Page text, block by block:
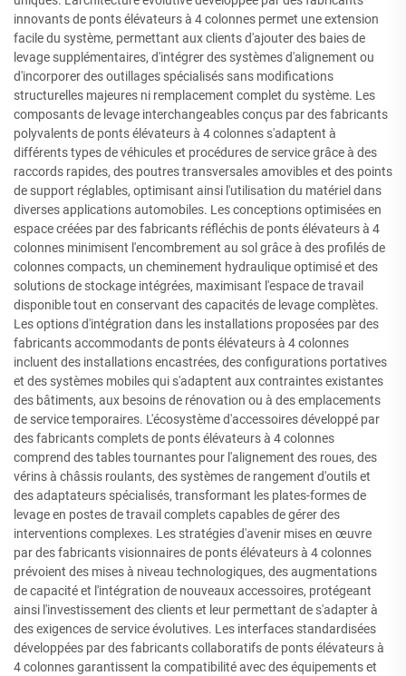
innovants de ponts élévateurs à 4 colonnes permet une extension
facile du système, permettant aux clients d'ajouter des baies de
levage supplémentaires, d'intégrer des systèmes d'alignement ou
d'incorporer des outillages spécialisés sans modifications
structurelles majeures ni remplacement complet du système. Les
composants de levage interchangeables conçus par des fabricants
polyvalents de ponts élévateurs à 4 colonnes s'adaptent à
différents types de véhicules et procédures de service grâce à des
raccords rapides, des poutres transversales amovibles et des points
de support réglables, optimisant ainsi l'utilisation du matériel dans
diverses applications automobiles. Les conceptions optimisées en
espace créées par des fabricants réfléchis de ponts élévateurs à 4
colonnes minimisent l'encombrement au sol grâce à des profilés de
colonnes compacts, un cheminement hydraulique optimisé et des
solutions de stockage intégrées, maximisant l'espace de travail
disponible tout en conservant des capacités de levage complètes.
Les options d'intégration dans les installations proposées par des
fabricants accommodants de ponts élévateurs à 4 colonnes
incluent des installations encastrées, des configurations portatives
et des systèmes mobiles qui s'adaptent aux contraintes existantes
des bâtiments, aux besoins de rénovation ou à des emplacements
de service temporaires. L'écosystème d'accessoires développé par
des fabricants complets de ponts élévateurs à 4 colonnes
comprend des tables tournantes pour l'alignement des roues, des
vérins à châssis roulants, des systèmes de rangement d'outils et
des adaptateurs spécialisés, transformant les plates-formes de
levage en postes de travail complets capables de gérer des
interventions complexes. Les stratégies d'avenir mises en œuvre
par des fabricants visionnaires de ponts élévateurs à 4 colonnes
prévoient des mises à niveau technologiques, des augmentations
de capacité et l'intégration de nouveaux accessoires, protégeant
ainsi l'investissement des clients et leur permettant de s'adapter à
des exigences de service évolutives. Les interfaces standardisées
développées par des fabricants collaboratifs de ponts élévateurs à
4 colonnes garantissent la compatibilité avec des équipements et